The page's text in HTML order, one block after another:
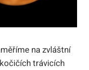
na‍ zvláštní
trávicích⁤